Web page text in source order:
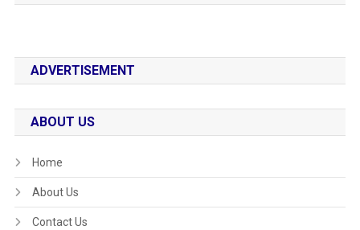
ADVERTISEMENT
ABOUT US
Home
About Us
Contact Us